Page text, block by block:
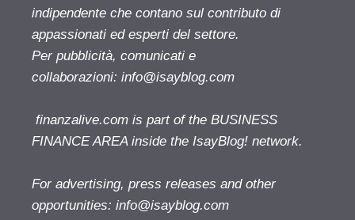
indipendente che contano sul contributo di
appassionati ed esperti del settore.
Per pubblicità, comunicati e
collaborazioni: info@isayblog.com
finanzalive.com is part of the BUSINESS
FINANCE AREA inside the IsayBlog! network.
For advertising, press releases and other
opportunities: info@isayblog.com